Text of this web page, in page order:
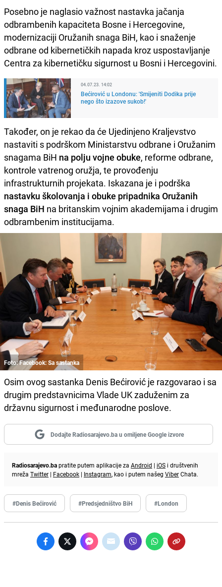
Posebno je naglasio važnost nastavka jačanja
odbrambenih kapaciteta Bosne i Hercegovine,
modernizaciji Oružanih snaga BiH, kao i snaženje
odbrane od kibernetičkih napada kroz uspostavljanje
Centra za kibernetičku sigurnost u Bosni i Hercegovini.
04.07.23. 14:02
Bećirović u Londonu: 'Smijeniti Dodika prije
nego što izazove sukob!'
Također, on je rekao da će Ujedinjeno Kraljevstvo
nastaviti s podrškom Ministarstvu odbrane i Oružanim
snagama BiH na polju vojne obuke, reforme odbrane,
kontrole vatrenog oružja, te provođenju
infrastrukturnih projekata. Iskazana je i podrška
nastavku školovanja i obuke pripadnika Oružanih
snaga BiH na britanskim vojnim akademijama i drugim
odbrambenim institucijama.
Foto: Facebook: Sa sastanka
Osim ovog sastanka Denis Bećirović je razgovarao i sa
drugim predstavnicima Vlade UK zaduženim za
državnu sigurnost i međunarodne poslove.
Dodajte Radiosarajevo.ba u omiljene Google izvore
Radiosarajevo.bapratite putem aplikacije za Android | iOS i društvenih
mreža Twitter | Facebook | Instagram, kao i putem našeg ViberChata.
#Denis Bećirović #Predsjedništvo BiH #London